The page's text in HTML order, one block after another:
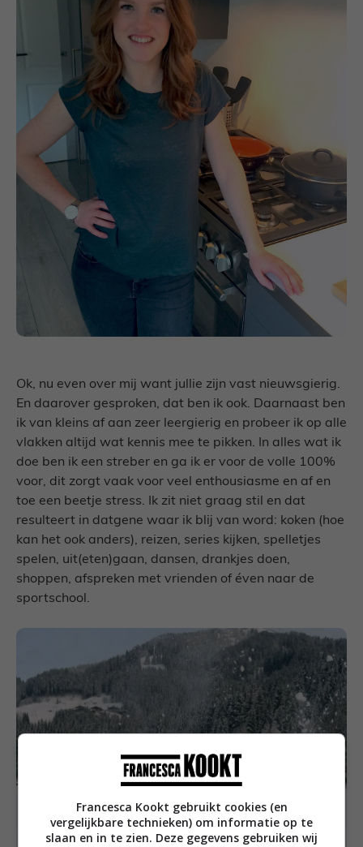
Ok, nu even over mij want jullie zijn vast nieuwsgierig.
En daarover gesproken, dat ben ik ook. Daarnaast ben
ik van kleins af aan zeer leergierig en probeer ik op alle
vlakken altijd wat kennis mee te pikken. In alles wat ik
doe ben ik een streber en ga ik er voor de volle 100%
voor, dit zorgt vaak voor veel enthousiasme en af en
toe een beetje stress. Ik zit niet graag stil en dat
resulteert in datgene waar ik blij van word: koken (hoe
kan het ook anders), reizen, series kijken, spelletjes
spelen, uit(eten)gaan, dansen, drankjes doen,
shoppen, afspreken met vrienden of éven naar de
sportschool.
Francesca Kookt gebruikt cookies (en
vergelijkbare technieken) om informatie op te
slaan en in te zien. Deze gegevens gebruiken wij